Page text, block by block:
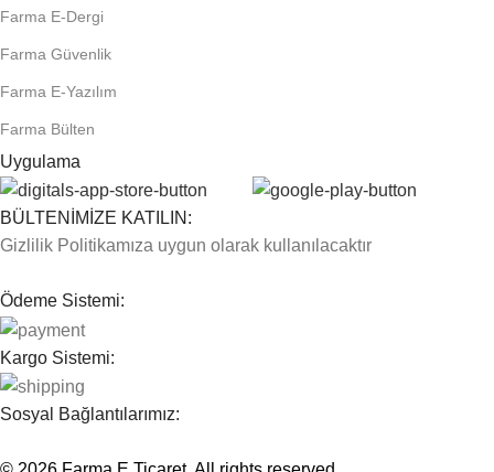
Farma E-Dergi
Farma Güvenlik
Farma E-Yazılım
Farma Bülten
Uygulama
BÜLTENİMİZE KATILIN:
Gizlilik Politikamıza uygun olarak kullanılacaktır
Ödeme Sistemi:
Kargo Sistemi:
Sosyal Bağlantılarımız: